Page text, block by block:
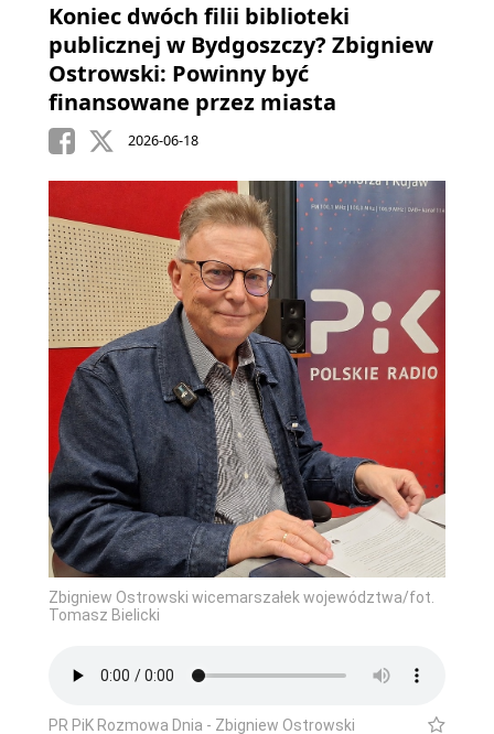
Koniec dwóch filii biblioteki
publicznej w Bydgoszczy? Zbigniew
Ostrowski: Powinny być
finansowane przez miasta
2026-06-18
Zbigniew Ostrowski wicemarszałek województwa/fot.
Tomasz Bielicki
PR PiK Rozmowa Dnia - Zbigniew Ostrowski